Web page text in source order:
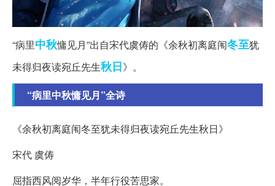
“病里中秋慵见月”出自宋代虞俦的《余秋初离庭闱冬至犹
未得归夜读宛丘先生秋日》。
“病里中秋慵见月”全诗
《余秋初离庭闱冬至犹未得归夜读宛丘先生秋日》
宋代 虞俦
屈指西风阅岁华，半年行役苦思家。